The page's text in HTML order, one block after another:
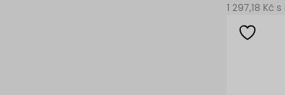
1 297,18 Kč s